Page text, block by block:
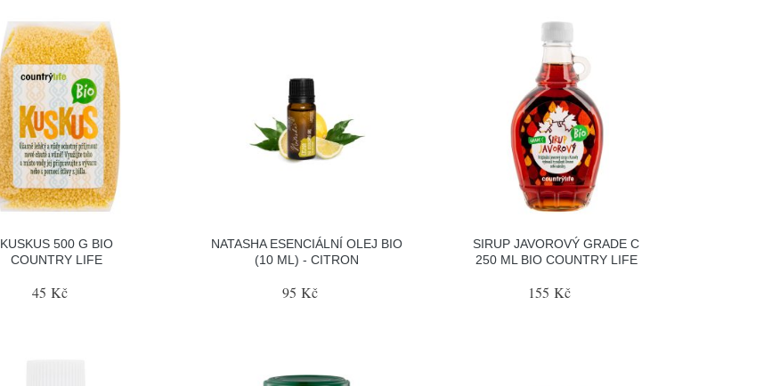
KUSKUS 500 G BIO
COUNTRY LIFE
45 Kč
NATASHA ESENCIÁLNÍ OLEJ BIO
(10 ML) - CITRON
95 Kč
SIRUP JAVOROVÝ GRADE C
250 ML BIO COUNTRY LIFE
155 Kč